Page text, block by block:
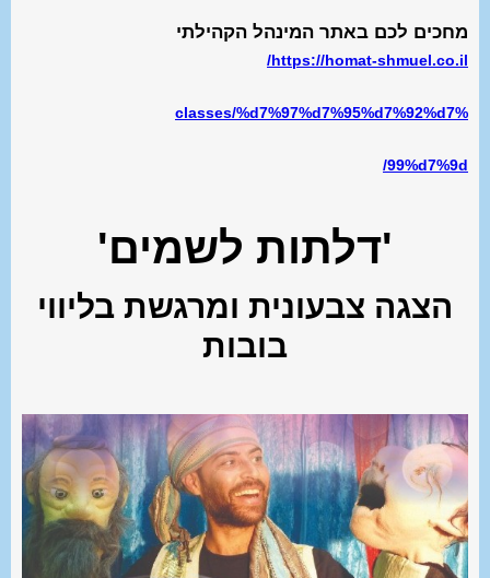
מחכים לכם באתר המינהל הקהילתי
https://homat-shmuel.co.il/
classes/%d7%97%d7%95%d7%92%d7%
99%d7%9d/
'דלתות לשמים'
הצגה צבעונית ומרגשת בליווי
בובות